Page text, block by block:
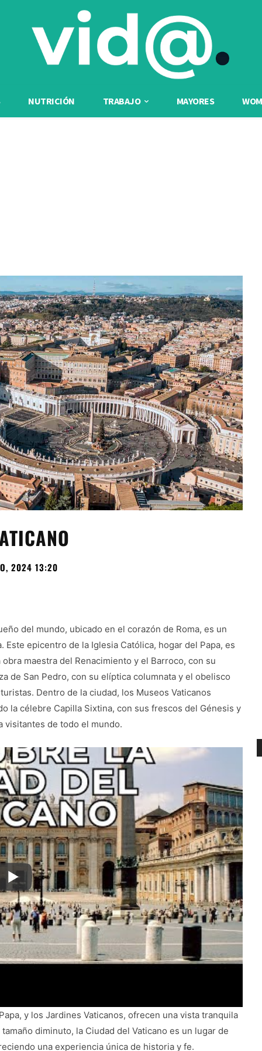
NUTRICIÓN TRABAJO MAYORES
2024 13:20
del mundo, ubicado en el corazón de Roma, es un
epicentro de la Iglesia Católica, hogar del Papa, es
maestra del Renacimiento y el Barroco, con su
de San Pedro, con su elíptica columnata y el obelisco
Dentro de la ciudad, los Museos Vaticanos
la célebre Capilla Sixtina, con sus frescos del Génesis y
visitantes de todo el mundo.
y los Jardines Vaticanos, ofrecen una vista tranquila
diminuto, la Ciudad del Vaticano es un lugar de
una experiencia única de historia y fe.